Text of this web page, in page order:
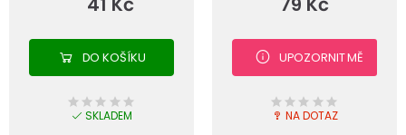
DO KOŠÍKU
SKLADEM
UPOZORNIT MĚ
NA DOTAZ